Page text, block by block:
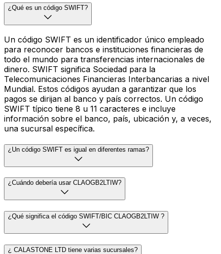
¿Qué es un código SWIFT?
Un código SWIFT es un identificador único empleado
para reconocer bancos e instituciones financieras de
todo el mundo para transferencias internacionales de
dinero. SWIFT significa Sociedad para la
Telecomunicaciones Financieras Interbancarias a nivel
Mundial. Estos códigos ayudan a garantizar que los
pagos se dirijan al banco y país correctos. Un código
SWIFT típico tiene 8 u 11 caracteres e incluye
información sobre el banco, país, ubicación y, a veces,
una sucursal específica.
¿Un código SWIFT es igual en diferentes ramas?
¿Cuándo debería usar CLAOGB2LTIW?
¿Qué significa el código SWIFT/BIC CLAOGB2LTIW ?
¿ CALASTONE LTD tiene varias sucursales?